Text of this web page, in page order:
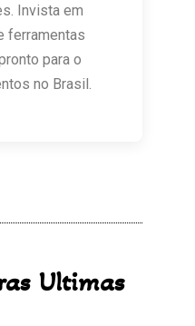
Invista em
ferramentas
para o
no Brasil.
Ultimas